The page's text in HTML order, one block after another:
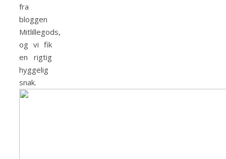
fra
bloggen
Mitlillegods,
og vi fik
en rigtig
hyggelig
snak.